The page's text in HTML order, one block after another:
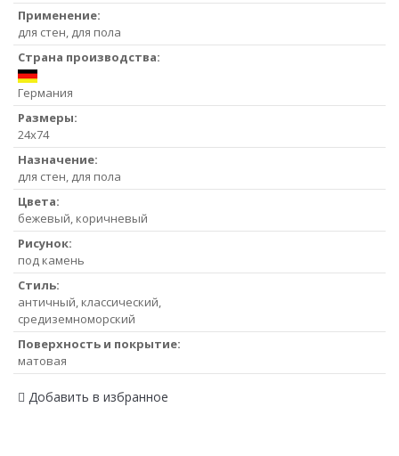
Применение:
для стен, для пола
Страна производства:
Германия
Размеры:
24x74
Назначение:
для стен, для пола
Цвета:
бежевый, коричневый
Рисунок:
под камень
Стиль:
античный, классический,
средиземноморский
Поверхность и покрытие:
матовая
Добавить в избранное